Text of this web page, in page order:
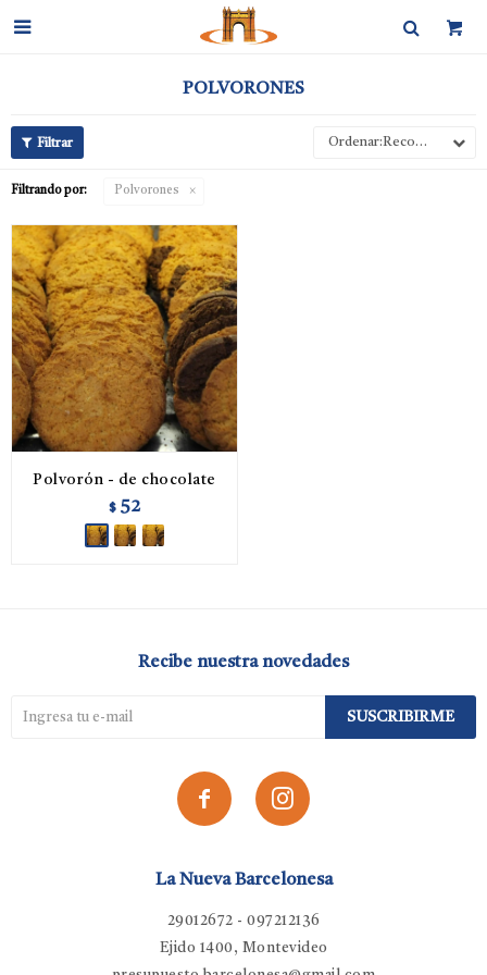

POLVORONES
Recomendados
Filtrando por: Polvorones
Polvorón - de chocolate
$ 52
La Nueva Barcelonesa
29012672 - 097212136
Ejido 1400, Montevideo
Recibe nuestra novedades
SUSCRIBIRME
 